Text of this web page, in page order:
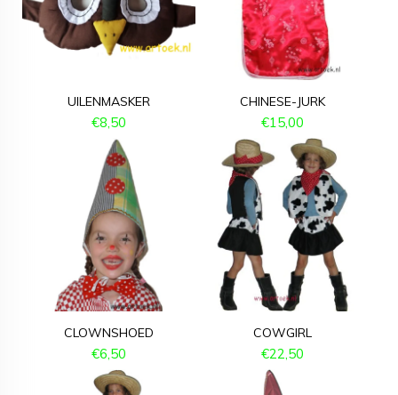
UILENMASKER
€8,50
CHINESE-JURK
€15,00
CLOWNSHOED
€6,50
COWGIRL
€22,50